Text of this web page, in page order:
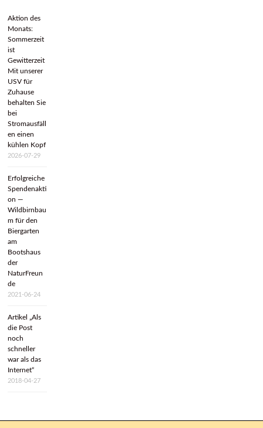
Aktion des
Monats:
Sommerzeit
ist
Gewitterzeit
Mit unserer
USV für
Zuhause
behalten Sie
bei
Stromausfäll
en einen
kühlen Kopf
2026-07-29
Erfolgreiche
Spendenakti
on —
Wildbirnbau
m für den
Biergarten
am
Bootshaus
der
NaturFreun
de
2021-06-24
Artikel „Als
die Post
noch
schneller
war als das
Internet“
2018-04-27